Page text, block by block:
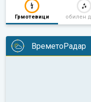
Грмотевици обилен
ВреметоРадар